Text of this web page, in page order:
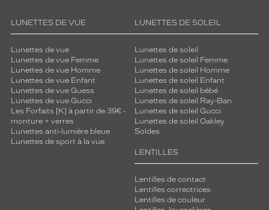
LUNETTES DE VUE
Lunettes de vue
Lunettes de vue Femme
Lunettes de vue Homme
Lunettes de vue Enfant
Lunettes de vue Guess
Lunettes de vue Gucci
Les Forfaits [K] à partir de 39€ -
monture + verres
Lunettes anti-lumière bleue
Lunettes de sport à la vue
LUNETTES DE SOLEIL
Lunettes de soleil
Lunettes de soleil Femme
Lunettes de soleil Homme
Lunettes de soleil Enfant
Lunettes de soleil bébé
Lunettes de soleil Ray-Ban
Lunettes de soleil Gucci
Lunettes de soleil Oakley
Soldes
LENTILLES
Lentilles de contact
Lentilles correctrices
Lentilles de couleur